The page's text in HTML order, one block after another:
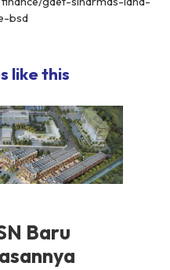
bsd
like this
Baru